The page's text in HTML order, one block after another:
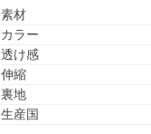
素材
カラー
透け感
伸縮
裏地
生産国